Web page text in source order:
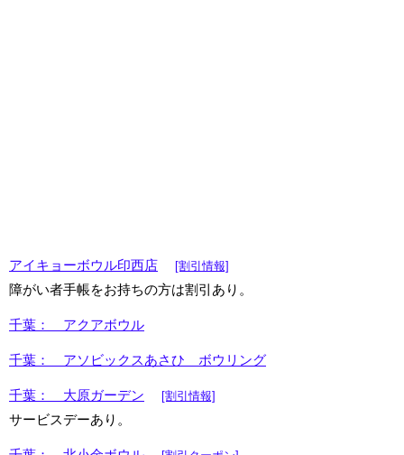
アイキョーボウル印西店 [割引情報]
障がい者手帳をお持ちの方は割引あり。
千葉： アクアボウル
千葉： アソビックスあさひ ボウリング
千葉： 大原ガーデン [割引情報]
サービスデーあり。